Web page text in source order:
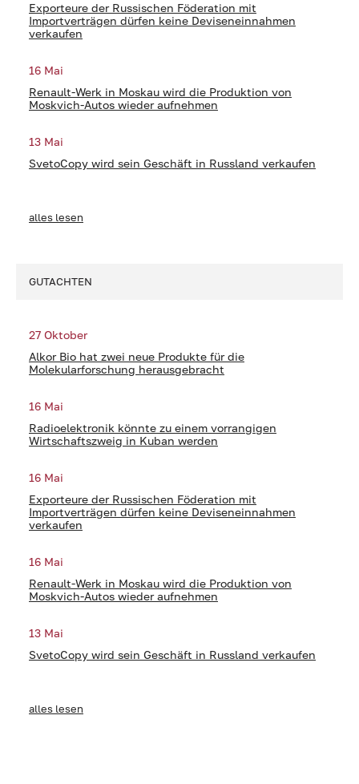
Exporteure der Russischen Föderation mit
Importverträgen dürfen keine Deviseneinnahmen
verkaufen
16 Mai
Renault-Werk in Moskau wird die Produktion von
Moskvich-Autos wieder aufnehmen
13 Mai
SvetoCopy wird sein Geschäft in Russland verkaufen
alles lesen
GUTACHTEN
27 Oktober
Alkor Bio hat zwei neue Produkte für die
Molekularforschung herausgebracht
16 Mai
Radioelektronik könnte zu einem vorrangigen
Wirtschaftszweig in Kuban werden
16 Mai
Exporteure der Russischen Föderation mit
Importverträgen dürfen keine Deviseneinnahmen
verkaufen
16 Mai
Renault-Werk in Moskau wird die Produktion von
Moskvich-Autos wieder aufnehmen
13 Mai
SvetoCopy wird sein Geschäft in Russland verkaufen
alles lesen